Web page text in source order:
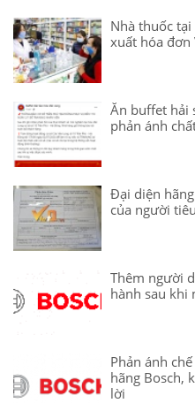
Nhà thuốc
xuất hóa đơn
Ăn buffet hải
phản ánh
Đại diện
của người
Thêm người
hành sau khi
Phản ánh
hãng Bosch,
lời